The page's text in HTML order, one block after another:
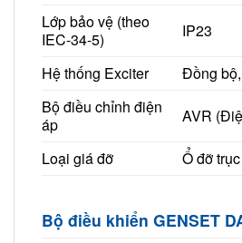
Lớp bảo vệ (theo
IEC-34-5)
IP23
Hệ thống Exciter
Đồng
Bộ điều chỉnh điện
áp
AVR
Loại giá đỡ Ổ đỡ
Bộ điều khiển GENSET